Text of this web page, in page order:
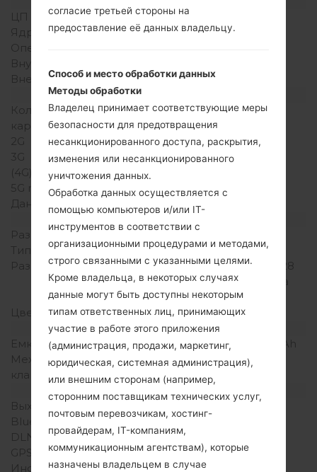
ЦП (процессор)
-
Ядра процессора
-
Оперативная память
Внутренняя память
Внешняя память
-
Сеть и данные
Количество мест для сим
карты
1 Мини SIM
2G
-
3G
-
(4G) LTE
5G network
-
Данные
Дисплей
Размер экрана
2.2 in
Тип экрана
TFT
Разрешение экрана
176 x 220 пикселей (~128
плотность пикселей на
дюйм)
Цвета экрана
262K цветов
Аккумулятор и клавиатура
Емкость аккумулятора
Съемный Li-Ion 950 mAh
Механическая
клавиатура
Есть
Выход для аудио
Bluetooth
Версия 2.1 EDR
DLNA
Нет
GPS
Есть
Инфракрасный порт
Нет
согласие третьей стороны на
предоставление её данных владельцу.
Способ и место обработки данных
Методы обработки
Владелец принимает соответствующие меры
безопасности для предотвращения
несанкционированного доступа, раскрытия,
изменения или несанкционированного
уничтожения данных.
Обработка данных осуществляется с
помощью компьютеров и/или IT-
инструментов в соответствии с
организационными процедурами и методами,
строго связанными с указанными целями.
Кроме владельца, в некоторых случаях
данные могут быть доступны некоторым
типам ответственных лиц, принимающих
участие в работе этого приложения
(администрация, продажи, маркетинг,
юридическая, системная администрация),
или внешним сторонам (например,
сторонним поставщикам технических услуг,
почтовым перевозчикам, хостинг-
провайдерам, IT-компаниям,
коммуникационным агентствам), которые
назначены владельцем в случае